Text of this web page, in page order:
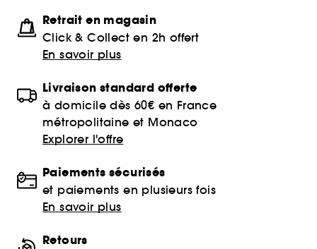
Retrait en magasin
Click & Collect en 2h offert
En savoir plus
Livraison standard offerte
à domicile dès 60€ en France
métropolitaine et Monaco
Explorer l'offre
Paiements sécurisés
et paiements en plusieurs fois
En savoir plus
Retours